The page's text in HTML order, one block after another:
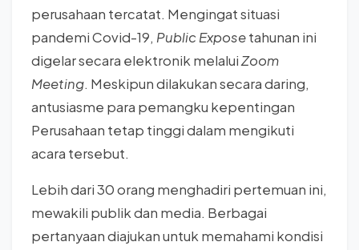
perusahaan tercatat. Mengingat situasi
pandemi Covid-19, Public Exposetahunan ini
digelar secara elektronik melaluiZoom
Meeting. Meskipun dilakukan secara daring,
antusiasme para pemangku kepentingan
Perusahaan tetap tinggi dalam mengikuti
acara tersebut.
Lebih dari 30 orang menghadiri pertemuan ini,
mewakili publik dan media. Berbagai
pertanyaan diajukan untuk memahami kondisi